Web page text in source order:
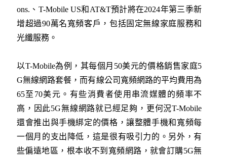
ons.、T-Mobile US和AT&T預計將在2024年第三季新
增超過90萬名寬頻客戶，包括固定無線家庭服務和
光纖服務。
以T-Mobile為例，其每個月50美元的價格銷售家庭5
G無線網路套餐，而有線公司寬頻網路的平均費用為
65至70美元。有些消費者使用串流媒體的頻率不
高，因此5G無線網路就已經足夠，更何況T-Mobile
還會推出與手機綁定的價格，讓整體手機和寬頻每
一個月的支出降低，這是很有吸引力的。另外，有
些偏遠地區，根本收不到寬頻網路，就會訂購5G無